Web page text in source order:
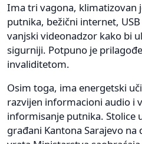
Ima tri vagona, klimatizovan
putnika, bežični internet,
vanjski videonadzor kako bi
sigurniji. Potpuno je
invaliditetom.
Osim toga, ima energetski
razvijen informacioni audio i
informisanje putnika. Stolice
građani Kantona Sarajevo